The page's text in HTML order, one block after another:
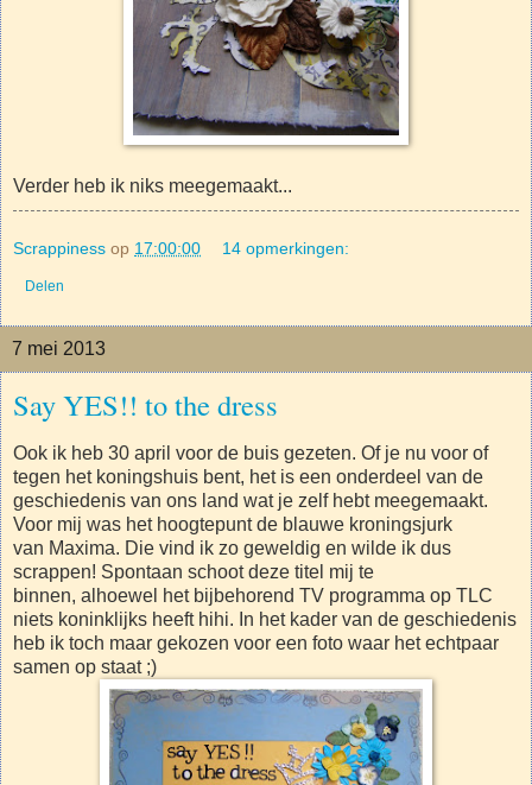
Verder heb ik niks meegemaakt...
Scrappiness op 17:00:00 14 opmerkingen:
Delen
7 mei 2013
Say YES!! to the dress
Ook ik heb 30 april voor de buis gezeten. Of je nu voor of
tegen het koningshuis bent, het is een onderdeel van de
geschiedenis van ons land wat je zelf hebt meegemaakt.
Voor mij was het hoogtepunt de blauwe kroningsjurk
van Maxima. Die vind ik zo geweldig en wilde ik dus
scrappen! Spontaan schoot deze titel mij te
binnen, alhoewel het bijbehorend TV programma op TLC
niets koninklijks heeft hihi. In het kader van de geschiedenis
heb ik toch maar gekozen voor een foto waar het echtpaar
samen op staat ;)